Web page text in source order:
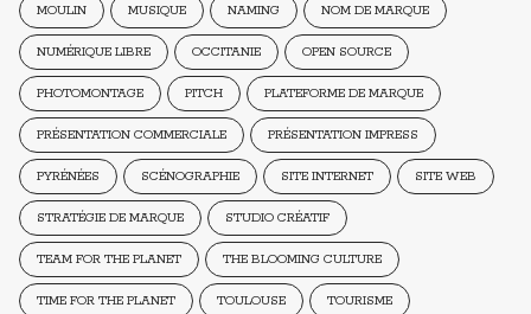
MOULIN MUSIQUE NAMING NOM DE MARQUE
NUMÉRIQUE LIBRE OCCITANIE OPEN SOURCE
PHOTOMONTAGE PITCH PLATEFORME DE MARQUE
PRÉSENTATION COMMERCIALE PRÉSENTATION IMPRESS
PYRÉNÉES SCÉNOGRAPHIE SITE INTERNET SITE WEB
STRATÉGIE DE MARQUE STUDIO CRÉATIF
TEAM FOR THE PLANET THE BLOOMING CULTURE
TIME FOR THE PLANET TOULOUSE TOURISME